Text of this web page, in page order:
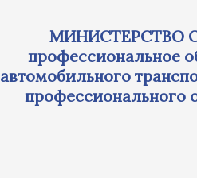
МИНИСТЕРСТВО
профессиональное
автомобильного
профессионального